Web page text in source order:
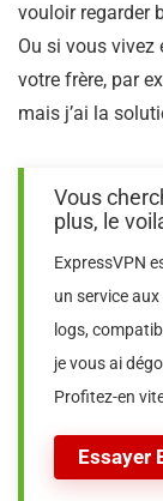
vouloir regarder
Ou si vous vivez
votre frère, par
mais j’ai la
Essayer
Vous
plus, le
ExpressVPN
un service
logs,
je vous ai
Profitez-en